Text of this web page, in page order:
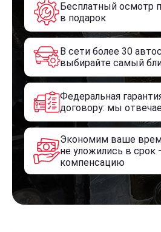
Бесплатный осмотр
в подарок
В сети более 30
выбирайте самый
Федеральная
договору: мы
Экономим ваше
не уложились в
компенсацию